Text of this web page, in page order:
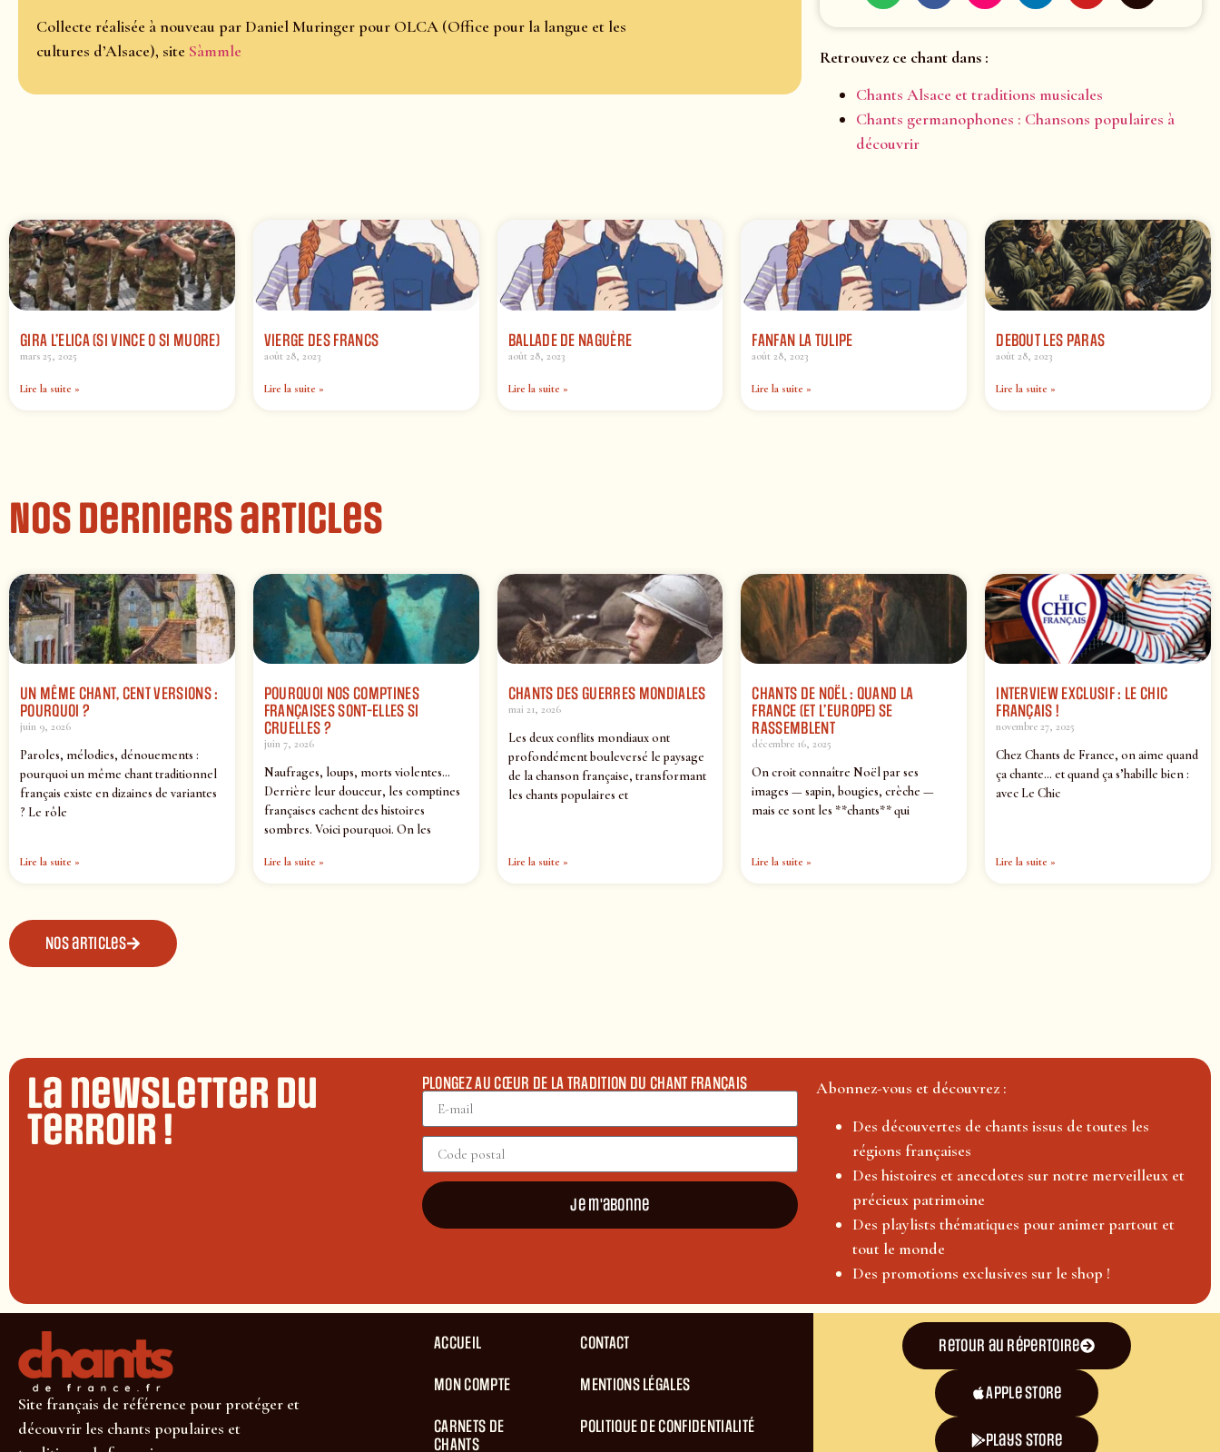
Collecte réalisée à nouveau par Daniel Muringer pour OLCA (Office pour la langue et les
cultures d’Alsace), site Sàmmle
Retrouvez ce chant dans :
Chants Alsace et traditions musicales
Chants germanophones : Chansons populaires à
découvrir
GIRA L’ELICA (SI VINCE O SI MUORE)
mars 25, 2025
Lire la suite »
VIERGE DES FRANCS
août 28, 2023
Lire la suite »
BALLADE DE NAGUÈRE
août 28, 2023
Lire la suite »
FANFAN LA TULIPE
août 28, 2023
Lire la suite »
DEBOUT LES PARAS
août 28, 2023
Lire la suite »
Nos derniers articles
UN MÊME CHANT, CENT VERSIONS :
POURQUOI ?
juin 9, 2026
Paroles, mélodies, dénouements :
pourquoi un même chant traditionnel
français existe en dizaines de variantes
? Le rôle
Lire la suite »
POURQUOI NOS COMPTINES
FRANÇAISES SONT-ELLES SI
CRUELLES ?
juin 7, 2026
Naufrages, loups, morts violentes…
Derrière leur douceur, les comptines
françaises cachent des histoires
sombres. Voici pourquoi. On les
Lire la suite »
CHANTS DES GUERRES MONDIALES
mai 21, 2026
Les deux conflits mondiaux ont
profondément bouleversé le paysage
de la chanson française, transformant
les chants populaires et
Lire la suite »
CHANTS DE NOËL : QUAND LA
FRANCE (ET L’EUROPE) SE
RASSEMBLENT
décembre 16, 2025
On croit connaître Noël par ses
images — sapin, bougies, crèche —
mais ce sont les **chants** qui
Lire la suite »
INTERVIEW EXCLUSIF : LE CHIC
FRANÇAIS !
novembre 27, 2025
Chez Chants de France, on aime quand
ça chante… et quand ça s’habille bien :
avec Le Chic
Lire la suite »
Nos articles
La newsletter du
terroir !
PLONGEZ AU CŒUR DE LA TRADITION DU CHANT FRANÇAIS
Je m'abonne
Abonnez-vous et découvrez :
Des découvertes de chants issus de toutes les
régions françaises
Des histoires et anecdotes sur notre merveilleux et
précieux patrimoine
Des playlists thématiques pour animer partout et
tout le monde
Des promotions exclusives sur le shop !
Site français de référence pour protéger et
découvrir les chants populaires et
ACCUEIL
MON COMPTE
CARNETS DE
CHANTS
CONTACT
MENTIONS LÉGALES
POLITIQUE DE CONFIDENTIALITÉ
Retour au répertoire
Apple Store
plays store